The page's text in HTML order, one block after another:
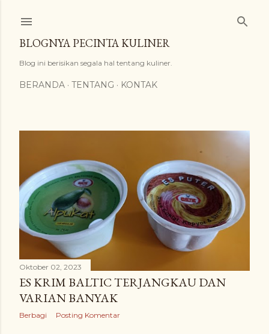
BLOGNYA PECINTA KULINER
Blog ini berisikan segala hal tentang kuliner.
BERANDA TENTANG KONTAK
o
s
t
n
g
a
Oktober 02, 2023
ES KRIM BALTIC TERJANGKAU DAN
VARIAN BANYAK
Berbagi Posting Komentar